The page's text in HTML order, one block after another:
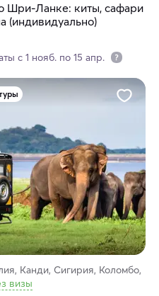
Шри-Ланке: киты, сафари
(индивидуально)
с 1 нояб. по 15 апр.
Канди, Сигирия, Коломбо,
визы